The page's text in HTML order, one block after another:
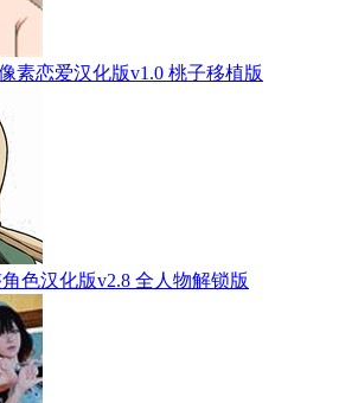
素恋爱汉化版v1.0 桃子移植版
色汉化版v2.8 全人物解锁版